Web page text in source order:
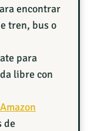
encontrar
tren, bus o
para
libre con
de